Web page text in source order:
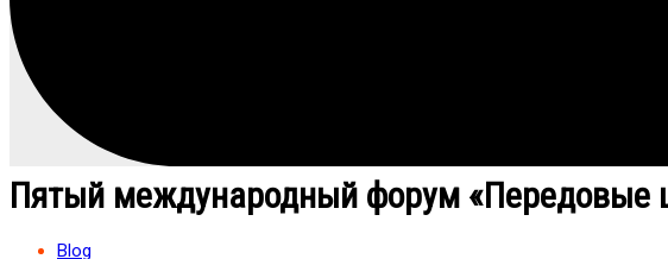
Пятый международный форум «Передовые
Blog